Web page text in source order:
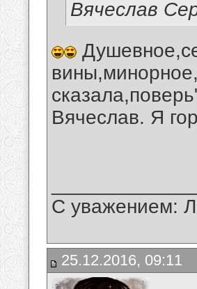
Вячеслав
Вячеслав. Я
С уважением:
25.12.2016, 09:11